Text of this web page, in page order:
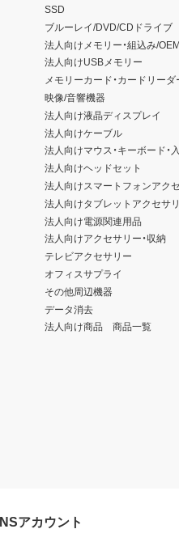
SSD
ブルーレイ/DVD/CDドライブ
法人向けメモリー・組込み/OEM
法人向けUSBメモリー
メモリーカード・カードリー
映像/音響機器
法人向け液晶ディスプレイ
法人向けケーブル
法人向けマウス・キーボード・
法人向けヘッドセット
法人向けスマートフォンアク
法人向けタブレットアクセサ
法人向け電源関連用品
法人向けアクセサリー・収納
テレビアクセサリー
オフィスサプライ
その他周辺機器
データ消去
法人向け商品 商品一覧
アカウント